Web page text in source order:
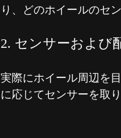
り、どのホイールのセ
2. センサーおよび
実際にホイール周辺を
に応じてセンサーを取